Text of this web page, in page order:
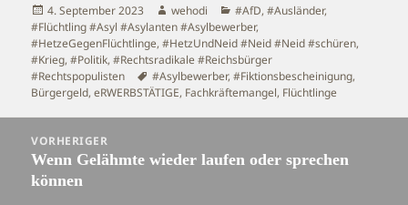
Veröffentlicht
am
4. September 2023 Autor
wehodi Kategorien
#AfD,#Ausländer,
#Flüchtling #Asyl #Asylanten #Asylbewerber,
#HetzeGegenFlüchtlinge,#HetzUndNeid #Neid #Neid #schüren,
#Krieg,#Politik,#Rechtsradikale #Reichsbürger
#Rechtspopulisten
Schlagwörter
#Asylbewerber,#Fiktionsbescheinigung,
Bürgergeld,eRWERBSTÄTIGE, Fachkräftemangel, Flüchtlinge
Beitragsnavigation
VORHERIGER
Vorheriger
Beitrag:
Wenn Gelähmte wieder laufen oder sprechen
können